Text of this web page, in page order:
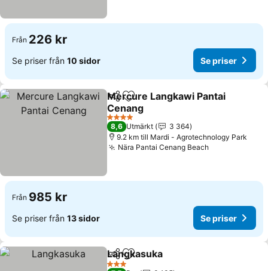
Från 226 kr
Se priser från 10 sidor Se priser
Dela Lägg till i Mina Favoriter
Mercure Langkawi Pantai
Cenang
Se priser
4 Stjärnor
8,6 Utmärkt
3 364
9.2 km till Mardi - Agrotechnology Park
Nära Pantai Cenang BeachSe priser
Från 985 kr
Se priser från 13 sidor Se priser
Dela Lägg till i Mina Favoriter
Langkasuka
3 Stjärnor